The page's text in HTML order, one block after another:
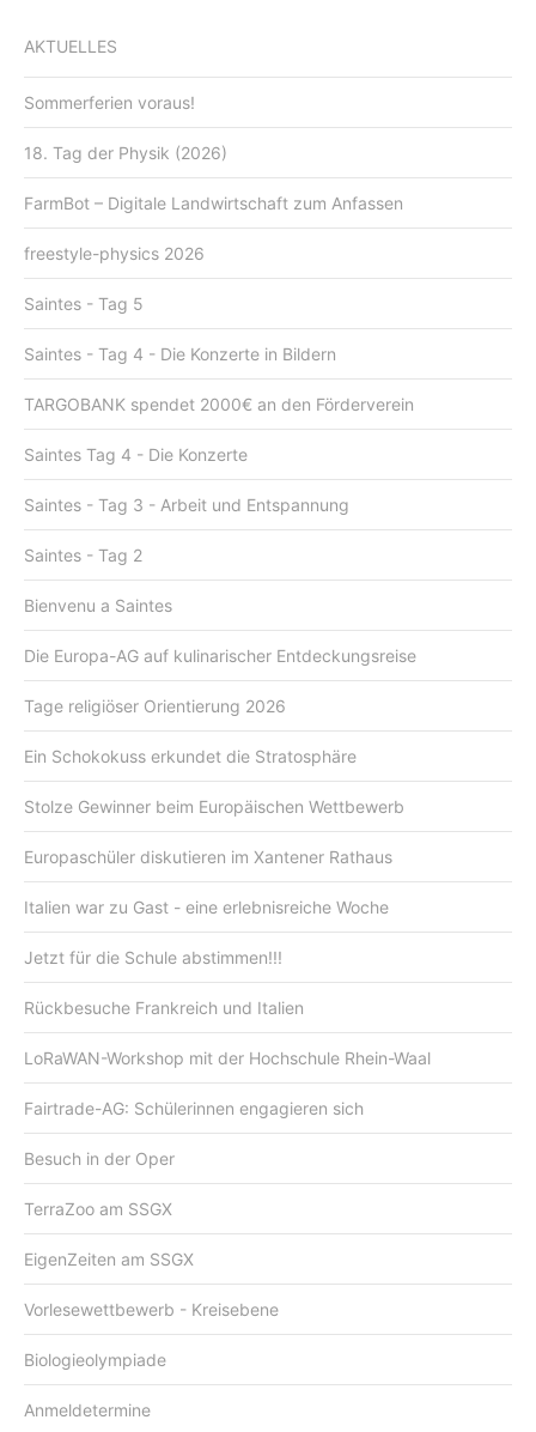
AKTUELLES
Sommerferien voraus!
18. Tag der Physik (2026)
FarmBot – Digitale Landwirtschaft zum Anfassen
freestyle-physics 2026
Saintes - Tag 5
Saintes - Tag 4 - Die Konzerte in Bildern
TARGOBANK spendet 2000€ an den Förderverein
Saintes Tag 4 - Die Konzerte
Saintes - Tag 3 - Arbeit und Entspannung
Saintes - Tag 2
Bienvenu a Saintes
Die Europa-AG auf kulinarischer Entdeckungsreise
Tage religiöser Orientierung 2026
Ein Schokokuss erkundet die Stratosphäre
Stolze Gewinner beim Europäischen Wettbewerb
Europaschüler diskutieren im Xantener Rathaus
Italien war zu Gast - eine erlebnisreiche Woche
Jetzt für die Schule abstimmen!!!
Rückbesuche Frankreich und Italien
LoRaWAN-Workshop mit der Hochschule Rhein-Waal
Fairtrade-AG: Schülerinnen engagieren sich
Besuch in der Oper
TerraZoo am SSGX
EigenZeiten am SSGX
Vorlesewettbewerb - Kreisebene
Biologieolympiade
Anmeldetermine